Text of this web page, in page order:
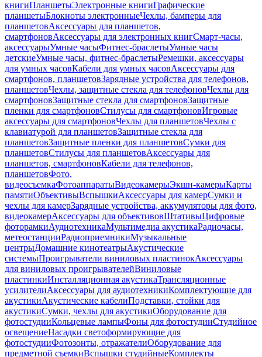
книгиПланшетыЭлектронные книгиГрафические
планшетыБлокноты электронныеЧехлы, бамперы для
планшетовАксессуары для планшетов,
смартфоновАксессуары для электронных книгСмарт-часы,
аксессуарыУмные часыФитнес-браслетыУмные часы
детскиеУмные часы, фитнес-браслетыРемешки, аксессуары
для умных часовКабели для умных часовАксессуары для
смартфонов, планшетовЗарядные устройства для телефонов,
планшетовЧехлы, защитные стекла для телефоновЧехлы для
смартфоновЗащитные стекла для смартфоновЗащитные
пленки для смартфоновСтилусы для смартфоновИгровые
аксессуары для смартфоновЧехлы для планшетовЧехлы с
клавиатурой для планшетовЗащитные стекла для
планшетовЗащитные пленки для планшетовСумки для
планшетовСтилусы для планшетовАксессуары для
планшетов, смартфоновКабели для телефонов,
планшетовФото,
видеосъемкаФотоаппаратыВидеокамерыЭкшн-камерыКарты
памятиОбъективыВспышкиАксессуары для камерСумки и
чехлы для камерЗарядные устройства, аккумуляторы для фото,
видеокамерАксессуары для объективовШтативыЦифровые
фоторамкиАудиотехникаМультимедиа акустикаРадиочасы,
метеостанцииРадиоприемникиМузыкальные
центрыДомашние кинотеатрыАкустические
системыПроигрыватели виниловых пластинокАксессуары
для виниловых проигрывателейВиниловые
пластинкиИнсталляционная акустикаТрансляционные
усилителиАксессуары для аудиотехникиКомплектующие для
акустикиАкустические кабелиПодставки, стойки для
акустикиСумки, чехлы для акустикиОборудование для
фотостудииКольцевые лампыФоны для фотостудииСтудийное
освещениеНасадки светоформирующие для
фотостудииФотозонты, отражателиОборудование для
предметной съемкиВспышки студийныеКомплекты